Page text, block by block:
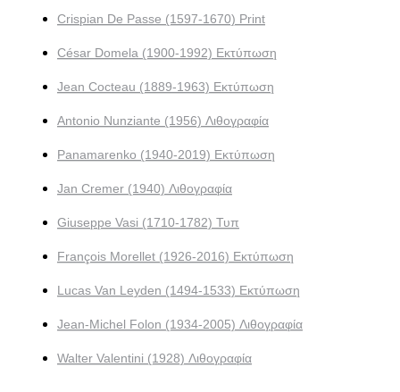
Crispian De Passe (1597-1670) Print
César Domela (1900-1992) Εκτύπωση
Jean Cocteau (1889-1963) Εκτύπωση
Antonio Nunziante (1956) Λιθογραφία
Panamarenko (1940-2019) Εκτύπωση
Jan Cremer (1940) Λιθογραφία
Giuseppe Vasi (1710-1782) Τυπ
François Morellet (1926-2016) Εκτύπωση
Lucas Van Leyden (1494-1533) Εκτύπωση
Jean-Michel Folon (1934-2005) Λιθογραφία
Walter Valentini (1928) Λιθογραφία